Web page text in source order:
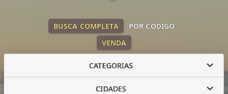
VENDA
BUSCA COMPLETA POR CÓDIGO
CATEGORIAS
CIDADES